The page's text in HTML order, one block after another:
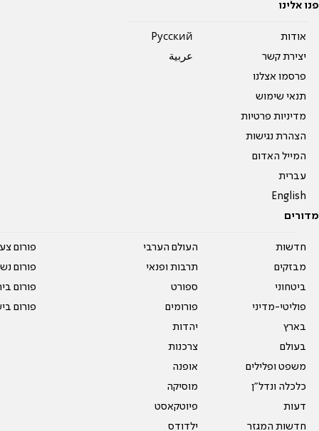
פנו אלינו
אודות
יצירת קשר
פרסמו אצלנו
תנאי שימוש
מדיניות פרטיות
הצהרת נגישות
המייל האדום
עברית
English
Pусский
عربية
מדורים
חדשות
מבזקים
ביטחוני
פוליטי-מדיני
בארץ
בעולם
משפט ופלילים
כלכלה ונדל"ן
דעות
חדשות המגזר
העולם הערבי
תרבות ופנאי
ספורט
פורומים
יהדות
צרכנות
אופנה
מוסיקה
פיוטקאסט
ילדודס
פורום
פורום
פורום
פורום